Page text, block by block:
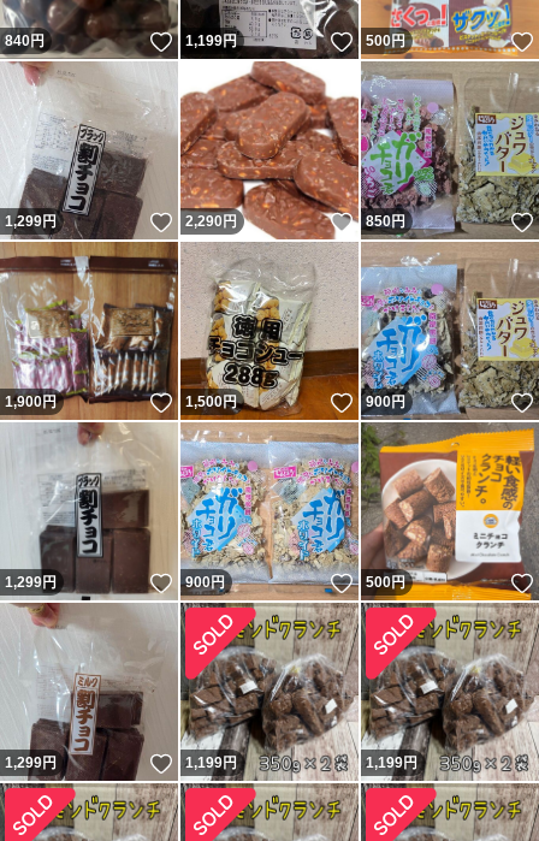
840円 いいね！
1,199円 いいね！
500円
1,299円 いいね！
2,290 円 いいね！
850円
1,900円 いいね！
1,500円 いいね！
900円
1,299円 いいね！
900円 いいね！
500円
1,299円 いいね！
1,199円 1,199円